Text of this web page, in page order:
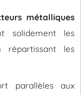
métalliques
solidement les
les
parallèles aux